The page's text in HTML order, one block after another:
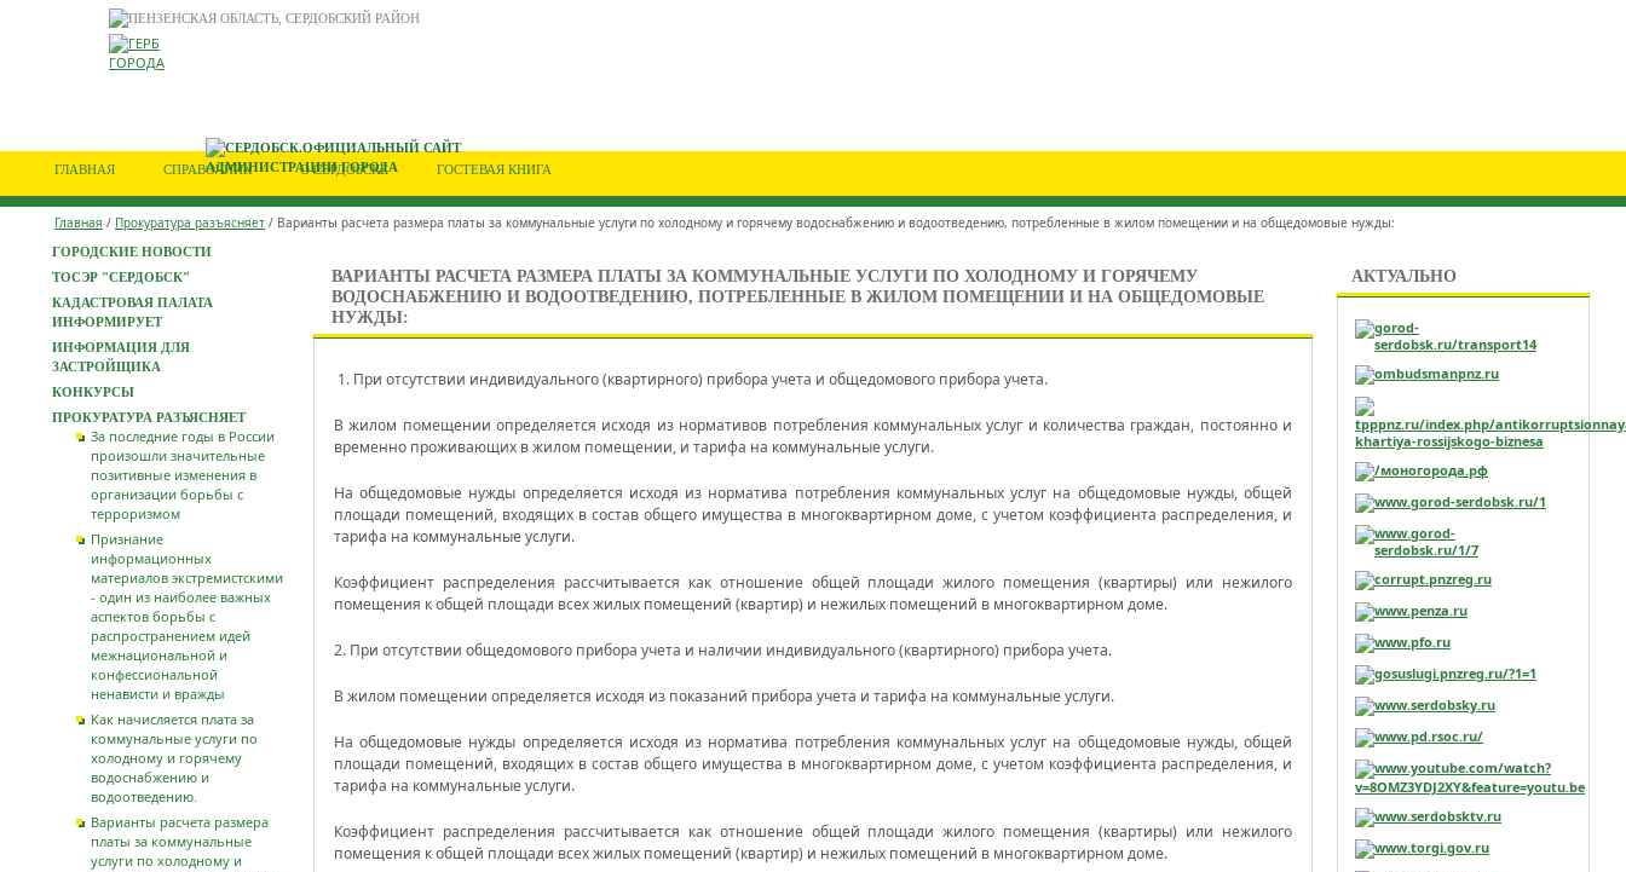
ГЛАВНАЯ СПРАВОЧНИК О СЕРДОБСКЕ ГОСТЕВАЯ КНИГА
Главная / Прокуратура разъясняет / Варианты расчета размера платы за коммунальные услуги по холодному и горячему водоснабжению и водоотведению, потребленные в жилом помещении и на общедомовые нужды:
ВАРИАНТЫ РАСЧЕТА РАЗМЕРА ПЛАТЫ ЗА КОММУНАЛЬНЫЕ УСЛУГИ ПО ХОЛОДНОМУ И ГОРЯЧЕМУ
ВОДОСНАБЖЕНИЮ И ВОДООТВЕДЕНИЮ, ПОТРЕБЛЕННЫЕ В ЖИЛОМ ПОМЕЩЕНИИ И НА ОБЩЕДОМОВЫЕ
НУЖДЫ:
1. При отсутствии индивидуального (квартирного) прибора учета и общедомового прибора учета.
В жилом помещении определяется исходя из нормативов потребления коммунальных услуг и количества граждан, постоянно и
временно проживающих в жилом помещении, и тарифа на коммунальные услуги.
На общедомовые нужды определяется исходя из норматива потребления коммунальных услуг на общедомовые нужды, общей
площади помещений, входящих в состав общего имущества в многоквартирном доме, с учетом коэффициента распределения, и
тарифа на коммунальные услуги.
Коэффициент распределения рассчитывается как отношение общей площади жилого помещения (квартиры) или нежилого
помещения к общей площади всех жилых помещений (квартир) и нежилых помещений в многоквартирном доме.
2. При отсутствии общедомового прибора учета и наличии индивидуального (квартирного) прибора учета.
В жилом помещении определяется исходя из показаний прибора учета и тарифа на коммунальные услуги.
На общедомовые нужды определяется исходя из норматива потребления коммунальных услуг на общедомовые нужды, общей
площади помещений, входящих в состав общего имущества в многоквартирном доме, с учетом коэффициента распределения, и
тарифа на коммунальные услуги.
Коэффициент распределения рассчитывается как отношение общей площади жилого помещения (квартиры) или нежилого
помещения к общей площади всех жилых помещений (квартир) и нежилых помещений в многоквартирном доме.
ГОРОДСКИЕ НОВОСТИ
ТОСЭР "СЕРДОБСК"
КАДАСТРОВАЯ ПАЛАТА
ИНФОРМИРУЕТ
ИНФОРМАЦИЯ ДЛЯ
ЗАСТРОЙЩИКА
КОНКУРСЫ
ПРОКУРАТУРА РАЗЪЯСНЯЕТ
За последние годы в России
произошли значительные
позитивные изменения в
организации борьбы с
терроризмом
Признание
информационных
материалов экстремистскими
- один из наиболее важных
аспектов борьбы с
распространением идей
межнациональной и
конфессиональной
ненависти и вражды
Как начисляется плата за
коммунальные услуги по
холодному и горячему
водоснабжению и
водоотведению.
Варианты расчета размера
платы за коммунальные
услуги по холодному и
АКТУАЛЬНО